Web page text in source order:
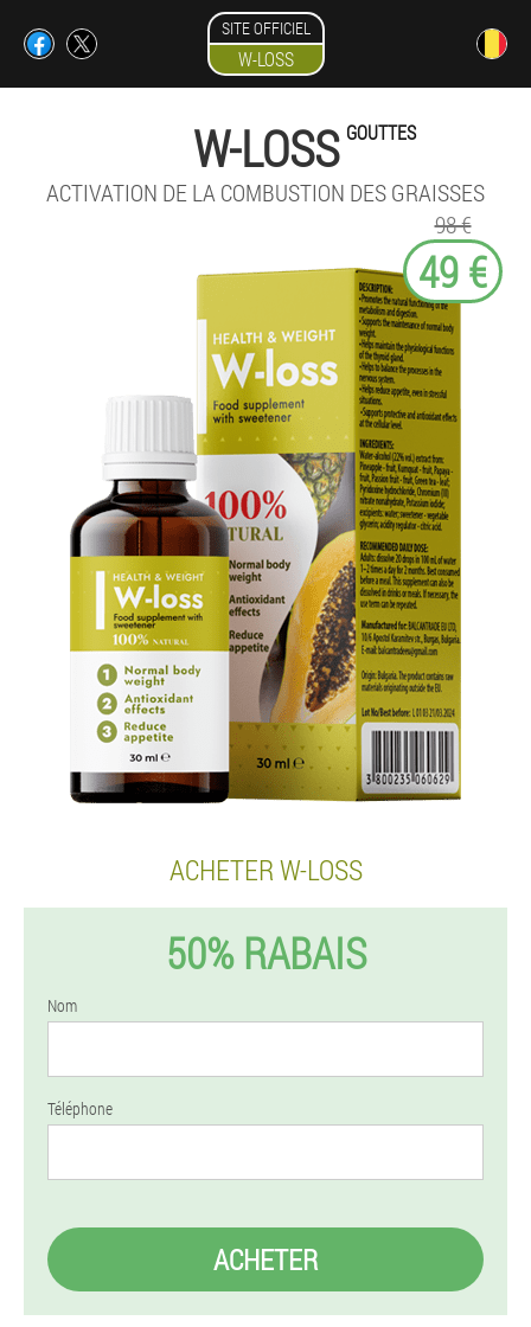
SITE OFFICIEL
W-LOSS
W-LOSS GOUTTES
ACTIVATION DE LA COMBUSTION DES GRAISSES
98 €
49 €
ACHETER W-LOSS
50% RABAIS
Nom
Téléphone
ACHETER